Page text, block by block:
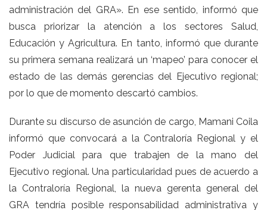
administración del GRA». En ese sentido, informó que
busca priorizar la atención a los sectores Salud,
Educación y Agricultura. En tanto, informó que durante
su primera semana realizará un ‘mapeo’ para conocer el
estado de las demás gerencias del Ejecutivo regional;
por lo que de momento descartó cambios.
Durante su discurso de asunción de cargo, Mamani Coila
informó que convocará a la Contraloría Regional y el
Poder Judicial para que trabajen de la mano del
Ejecutivo regional. Una particularidad pues de acuerdo a
la Contraloría Regional, la nueva gerenta general del
GRA tendría posible responsabilidad administrativa y